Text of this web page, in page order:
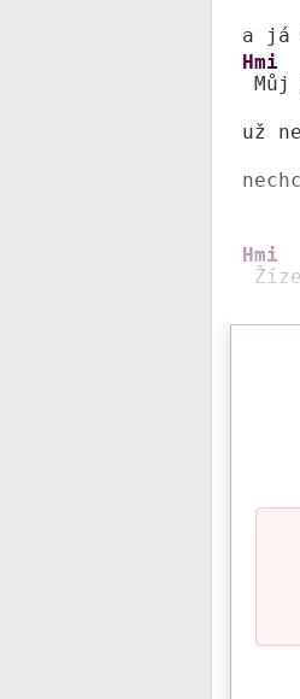
a já
Hmi
Můj
už
Hmi